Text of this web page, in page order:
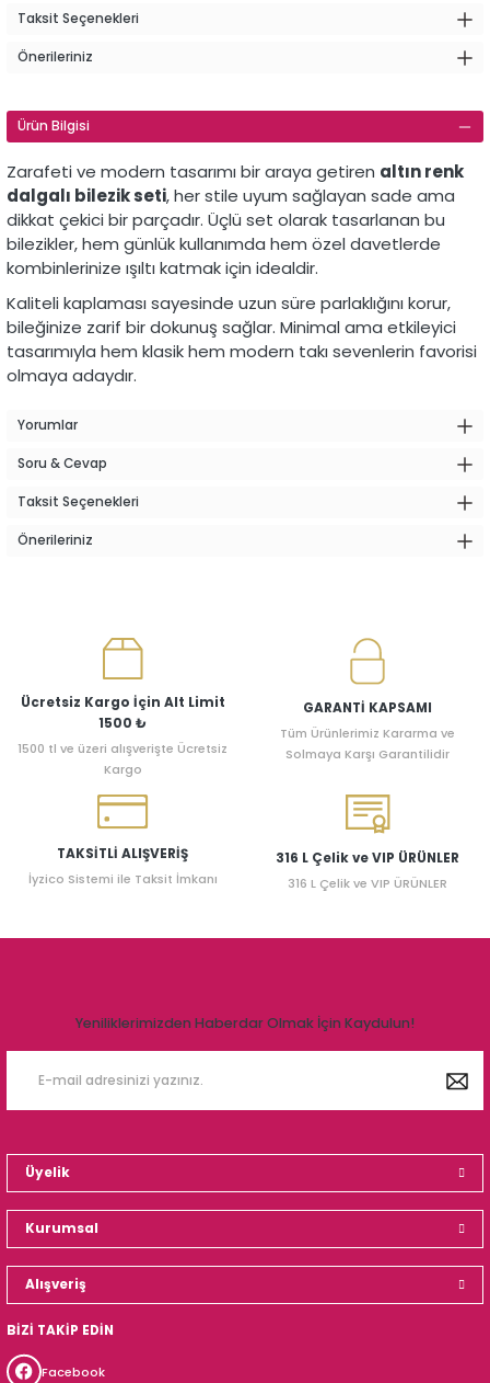
Taksit Seçenekleri
Önerileriniz
Ürün Bilgisi
Zarafeti ve modern tasarımı bir araya getiren altın renk
dalgalı bilezik seti, her stile uyum sağlayan sade ama
dikkat çekici bir parçadır. Üçlü set olarak tasarlanan bu
bilezikler, hem günlük kullanımda hem özel davetlerde
kombinlerinize ışıltı katmak için idealdir.
Kaliteli kaplaması sayesinde uzun süre parlaklığını korur,
bileğinize zarif bir dokunuş sağlar. Minimal ama etkileyici
tasarımıyla hem klasik hem modern takı sevenlerin favorisi
olmaya adaydır.
Yorumlar
Soru & Cevap
Taksit Seçenekleri
Önerileriniz
Ücretsiz Kargo İçin Alt Limit
1500 ₺
1500 tl ve üzeri alışverişte Ücretsiz
Kargo
GARANTİ KAPSAMI
Tüm Ürünlerimiz Kararma ve
Solmaya Karşı Garantilidir
TAKSİTLİ ALIŞVERİŞ
İyzico Sistemi ile Taksit İmkanı
316 L Çelik ve VIP ÜRÜNLER
316 L Çelik ve VIP ÜRÜNLER
Yeniliklerimizden Haberdar Olmak İçin Kaydulun!
Üyelik
Kurumsal
Alışveriş
BİZİ TAKİP EDİN
Facebook